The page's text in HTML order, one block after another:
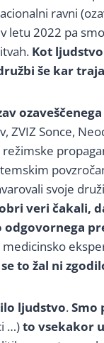
ravni
letu 2022 pa
Kot
še kar
ZVIZ Sonce,
svoje
veri čakali,
to žal ni
ljudstvo.Smo
…)to vsekakor